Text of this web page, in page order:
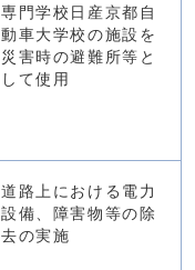
専門学校日産京都自
動車大学校の施設を
災害時の避難所等と
して使用
道路上における電力
設備、障害物等の除
去の実施